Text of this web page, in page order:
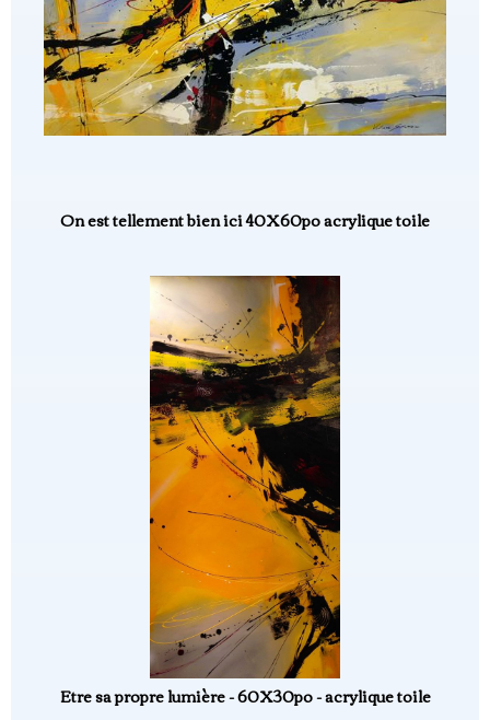
On est tellement bien ici 40X60po acrylique toile
Etre sa propre lumière - 60X30po - acrylique toile